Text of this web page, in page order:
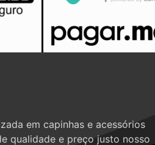
em capinhas e acessórios
qualidade e preço justo nosso